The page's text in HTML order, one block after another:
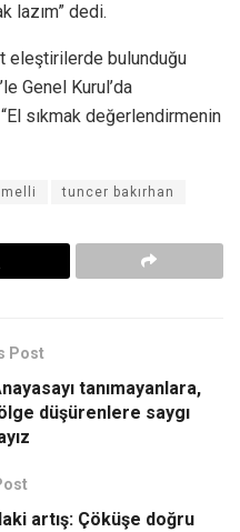
lazım” dedi.
eleştirilerde bulunduğu
Genel Kurul’da
sıkmak değerlendirmenin
tuncer bakırhan
Post
tanımayanlara,
düşürenlere saygı
artış: Çöküşe doğru